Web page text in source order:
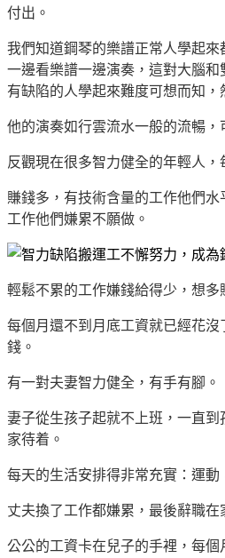
付出。
我們知道鋼琴的樂譜正常人學起
一邊看樂譜一邊演奏，這對大腦
有缺陷的人學起來難度可想而知，
他的演奏如行雲流水一般的流暢，
反觀現在很多智力健全的年輕人，
賺錢多，有技術含量的工作他們
工作他們嫌累不願做。
輕鬆不累的工作嫌錢給得少，想多
每個月還不到月底工資就已經花
錢。
有一對夫妻智力健全，有手有腳。
妻子從生孩子起就不上班，一直
家待着。
每天的生活安排得非常充實：運動
丈夫換了工作都嫌累，最後辭職在
公公的工資卡在兒子的手裡，每